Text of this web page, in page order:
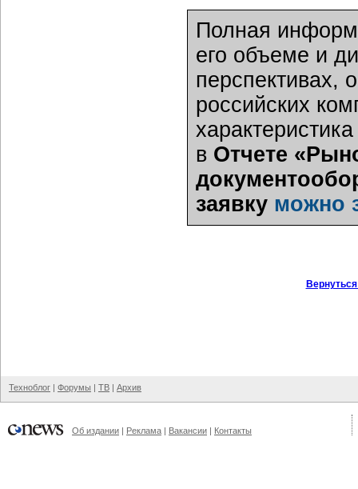
Полная
его объеме и
перспективах,
российских
в Отчете
заявку можно
Техноблог | Форумы | ТВ | Архив
Об издании | Реклама | Вакансии | Контакты